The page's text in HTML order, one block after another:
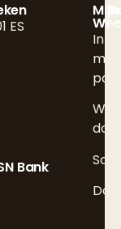
ES
Bank
Mijn
mijn